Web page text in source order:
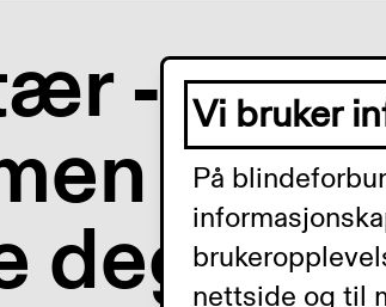
-
som
deg
Vi bruker
På
nettside og til